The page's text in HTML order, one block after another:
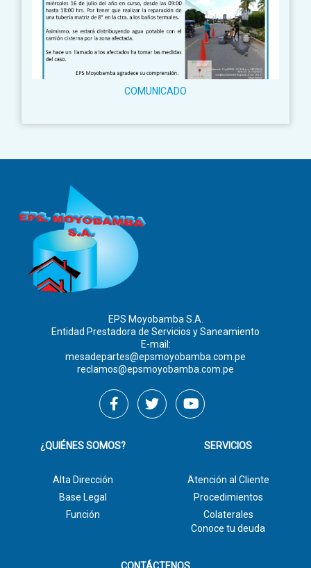
COMUNICADO
EPS Moyobamba S.A.
Entidad Prestadora de Servicios y Saneamiento
E-mail:
mesadepartes@epsmoyobamba.com.pe
reclamos@epsmoyobamba.com.pe
¿QUIÉNES SOMOS?
Alta Dirección
Base Legal
Función
SERVICIOS
Atención al Cliente
Procedimientos
Colaterales
Conoce tu deuda
CONTÁCTENOS